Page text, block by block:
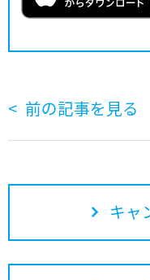
前の記事を見る
キャ